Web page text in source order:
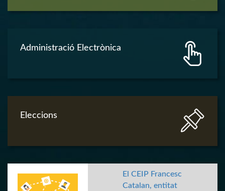
Administració Electrònica
Eleccions
El CEIP Francesc
Catalan, entitat